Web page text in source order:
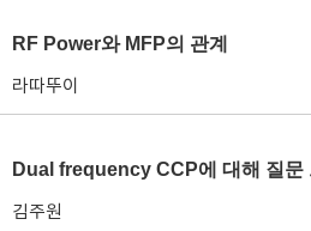
RF Power와 MFP의 관계
라따뚜이
Dual frequency CCP에 대해 질문
김주원